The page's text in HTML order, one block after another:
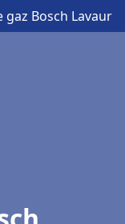
gaz Bosch Lavaur